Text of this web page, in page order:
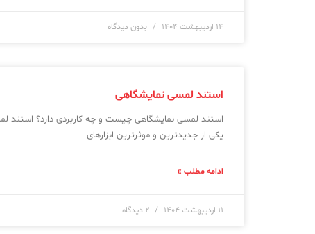
۱۴ اردیبهشت ۱۴۰۴ بدون دیدگاه
استند لمسی نمایشگاهی
استند لمسی نمایشگاهی چیست و چه کاربردی دارد؟ استند
یکی از جدیدترین و موثرترین ابزارهای
ادامه مطلب »
۱۱ اردیبهشت ۱۴۰۴